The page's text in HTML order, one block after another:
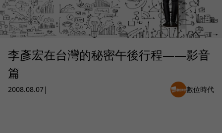
李彥宏在台灣的秘密午後行程——影音
篇
2008.08.07| 數位時代